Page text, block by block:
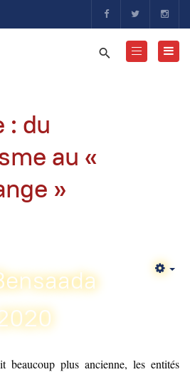
: du
au «
»
beaucoup plus ancienne, les entités